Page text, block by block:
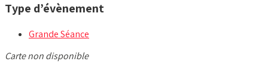
Type d’évènement
Grande Séance
Carte non disponible